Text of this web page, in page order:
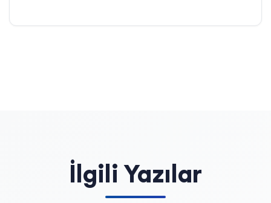
İlgili Yazılar